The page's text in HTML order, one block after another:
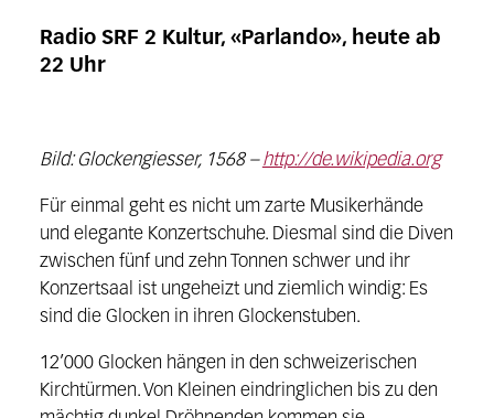
Radio SRF 2 Kultur, «Parlando», heute ab
22 Uhr
Bild: Glockengiesser, 1568 –http://de.wikipedia.org
Für einmal geht es nicht um zarte Musikerhände
und elegante Konzertschuhe. Diesmal sind die Diven
zwischen fünf und zehn Tonnen schwer und ihr
Konzertsaal ist ungeheizt und ziemlich windig: Es
sind die Glocken in ihren Glockenstuben.
12’000 Glocken hängen in den schweizerischen
Kirchtürmen. Von Kleinen eindringlichen bis zu den